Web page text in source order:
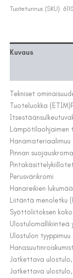
105
ECO
BT
Tuotetunnus (SKU):
Kuvaus
Tekniset
Tuoteluokka (ETIM)
Itsestäänsulkeutuva
Lämpötilaohjaimen
Hanamateriaalimuu
Pinnan suojaus
Pintakäsittely
Perusvärikromi
Hanareikien
Liitäntä menoletku
Syöttöliitoksen koko
Ulostulomallikiinteä
Ulostulon tyyppimuu
Hanasuutin
Jatkettava
Jatkettava ulostulo,